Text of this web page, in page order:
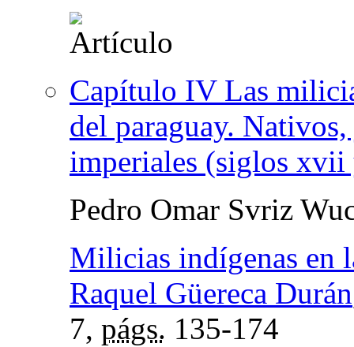
Capítulo IV Las
del paraguay.
imperiales (siglos
Pedro Omar Svriz
Milicias indígenas en
Raquel Güereca Durán
7, págs. 135-174